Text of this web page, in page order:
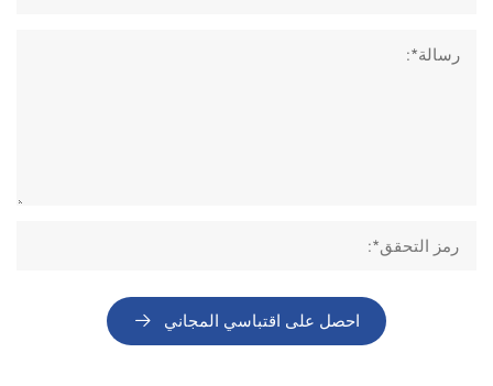
رسالة*:
احصل على اقتباسي المجاني​